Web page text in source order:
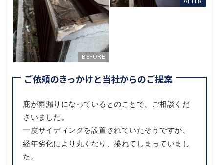
ご依頼のきっかけと当社からのご提案
庇が雨漏りになっているとのことで、ご相談くだ
さいました。
一度サイディングを設置されていたそうですが、
経年劣化により丸くなり、捲れてしまっていまし
た。